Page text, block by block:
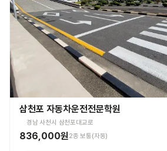
삼천포 자동차운전전문학원
경남 사천시 삼천포대교로
836,000원2종 보통(자동)